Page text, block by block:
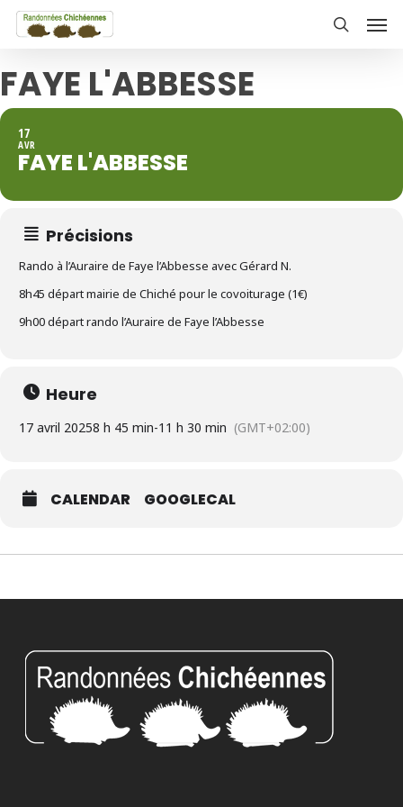
Skip
content
FAYE L'ABBESSE
17
AVR
FAYE L'ABBESSE
Précisions
Rando à l’Auraire de Faye l’Abbesse avec Gérard N.
8h45 départ mairie de Chiché pour le covoiturage (1€)
9h00 départ rando l’Auraire de Faye l’Abbesse
Heure
17 avril 20258 h 45 min-11 h 30 min (GMT+02:00)
CALENDAR GOOGLECAL